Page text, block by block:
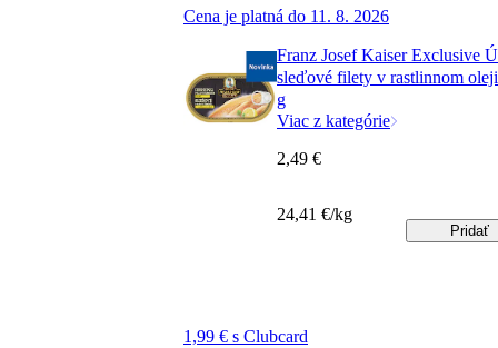
Cena je platná do 11. 8. 2026
Franz Josef Kaiser Exclusive
sleďové filety v rastlinnom
g
Viac z kategórie
1,99 € s Clubcard
2,49 €
24,41 €/kg
Pridať